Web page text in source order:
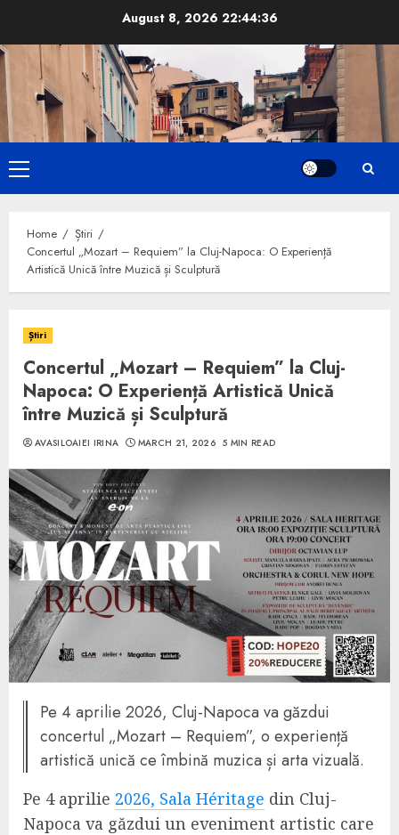
content
August 8, 202622:44:37
Primary
Menu
Home
Știri
Concertul „Mozart – Requiem” la Cluj-Napoca: O Experiență
Artistică Unică între Muzică și Sculptură
Știri
Concertul „Mozart – Requiem” la Cluj-
Napoca: O Experiență Artistică Unică
între Muzică și Sculptură
AVASILOAIEI IRINA MARCH 21, 2026 5 MIN READ
Pe 4 aprilie 2026, Cluj-Napoca va găzdui
concertul „Mozart – Requiem”, o experiență
artistică unică ce îmbină muzica și arta vizuală.
Pe 4 aprilie 2026, Sala Héritage din Cluj-
Napoca va găzdui un eveniment artistic care